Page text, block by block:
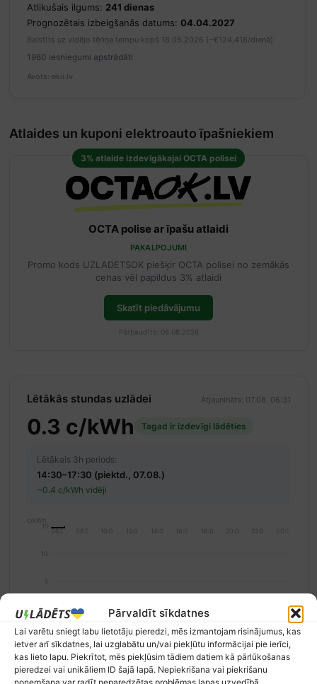
Pārvaldīt sīkdatnes
Lai varētu sniegt labu lietotāju pieredzi, mēs izmantojam risinājumus, kas
ietver arī sīkdatnes, lai uzglabātu un/vai piekļūtu informācijai pie ierīci,
kas lieto lapu. Piekrītot, mēs piekļūsim tādiem datiem kā pārlūkošanas
pieredzei vai unikāliem ID šajā lapā. Nepiekrišana vai piekrišanu
Atlikušais ilgums: 241 dienas
Prognozētais izbeigšanās datums: 04.04.2027
Balstīts uz vidējo tēriņa tempu kopš 18.05.2026 (~€124,418/dienā)
1980 iesniegumi apstrādāti
Avots: ekii.lv
Atlaides un kuponi elektroauto īpašniekiem
3% atlaide izdevīgākajai OCTA polisei
OCTA polise ar īpašu atlaidi
PAKALPOJUMI
Promo kods UZLADETSOK piešķir OCTA polisei no zemākās
cenas vēl papildus 3% atlaidi
Skatīt piedāvājumu
Pārbaudīts: 06.08.2026
Lētākās stundas uzlādei Atjaunināts: 07.08. 06:31
0.3 c/kWh Tagad ir izdevīgi lādēties
Lētākais 3h periods:
14:30–17:30 (piektd., 07.08.)
~0.4 c/kWh vidēji
c/kWh
0
5
10
15
06:00 08:00 10:00 12:00 14:00 16:00 18:00 20:00 22:00 00:00
Izdevīgi (< 5 c/kWh) Vidēji (5–10 c/kWh) Dārgi (> 10 c/kWh)
Norādītā cena ir Nord Pool nākamās dienas vairumtirdzniecības cena bez
PVN un piegādātāja maksām.Avots: Nord Pool / Elering